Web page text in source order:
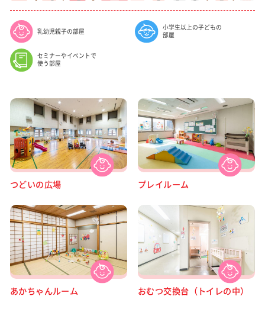
乳幼児親子の部屋
小学生以上の子どもの
部屋
セミナーやイベントで
使う部屋
つどいの広場 プレイルーム
あかちゃんルーム おむつ交換台（トイレの中）